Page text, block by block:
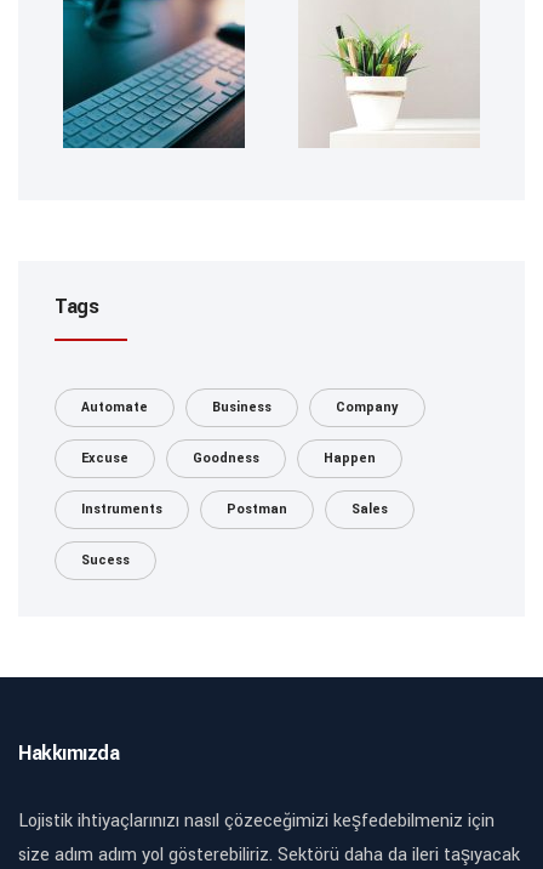
Tags
Automate Business Company
Excuse Goodness Happen
Instruments Postman Sales
Sucess
Hakkımızda
Lojistik ihtiyaçlarınızı nasıl çözeceğimizi keşfedebilmeniz için
size adım adım yol gösterebiliriz. Sektörü daha da ileri taşıyacak